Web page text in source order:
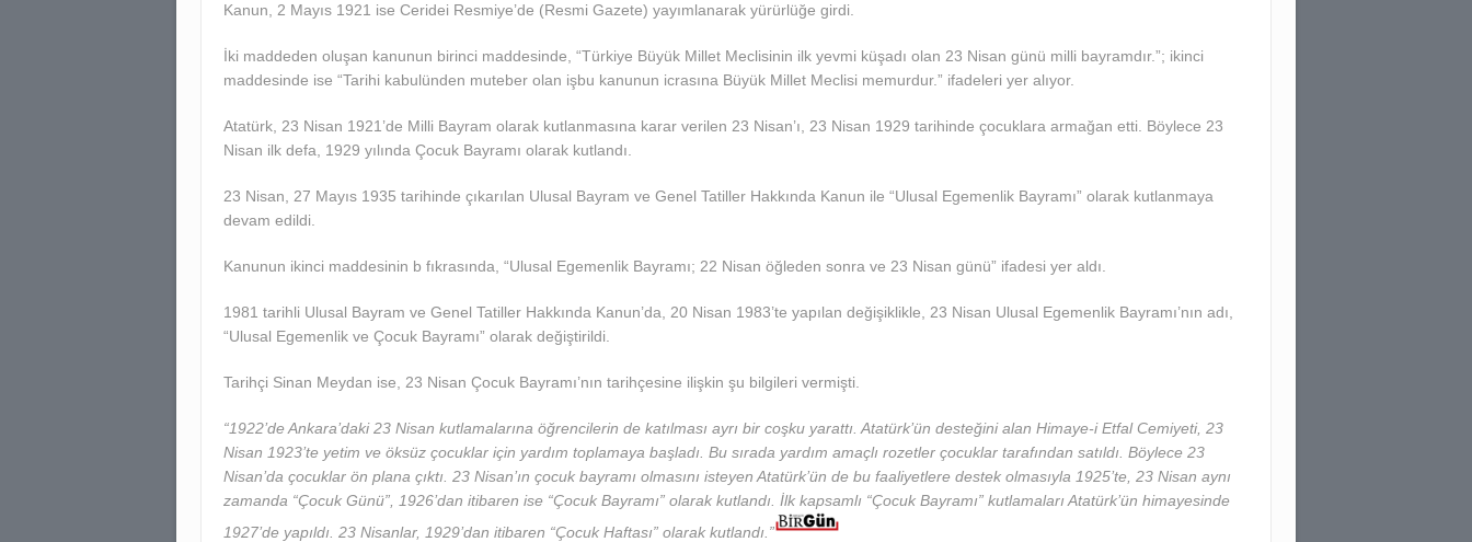
Kanun, 2 Mayıs 1921 ise Ceridei Resmiye’de (Resmi Gazete) yayımlanarak yürürlüğe girdi.
İki maddeden oluşan kanunun birinci maddesinde, “Türkiye Büyük Millet Meclisinin ilk yevmi küşadı olan 23 Nisan günü milli bayramdır.”; ikinci
maddesinde ise “Tarihi kabulünden muteber olan işbu kanunun icrasına Büyük Millet Meclisi memurdur.” ifadeleri yer alıyor.
Atatürk, 23 Nisan 1921’de Milli Bayram olarak kutlanmasına karar verilen 23 Nisan’ı, 23 Nisan 1929 tarihinde çocuklara armağan etti. Böylece 23
Nisan ilk defa, 1929 yılında Çocuk Bayramı olarak kutlandı.
23 Nisan, 27 Mayıs 1935 tarihinde çıkarılan Ulusal Bayram ve Genel Tatiller Hakkında Kanun ile “Ulusal Egemenlik Bayramı” olarak kutlanmaya
devam edildi.
Kanunun ikinci maddesinin b fıkrasında, “Ulusal Egemenlik Bayramı; 22 Nisan öğleden sonra ve 23 Nisan günü” ifadesi yer aldı.
1981 tarihli Ulusal Bayram ve Genel Tatiller Hakkında Kanun’da, 20 Nisan 1983’te yapılan değişiklikle, 23 Nisan Ulusal Egemenlik Bayramı’nın adı,
“Ulusal Egemenlik ve Çocuk Bayramı” olarak değiştirildi.
Tarihçi Sinan Meydan ise, 23 Nisan Çocuk Bayramı’nın tarihçesine ilişkin şu bilgileri vermişti.
“1922’de Ankara’daki 23 Nisan kutlamalarına öğrencilerin de katılması ayrı bir coşku yarattı. Atatürk’ün desteğini alan Himaye-i Etfal Cemiyeti, 23
Nisan 1923’te yetim ve öksüz çocuklar için yardım toplamaya başladı. Bu sırada yardım amaçlı rozetler çocuklar tarafından satıldı. Böylece 23
Nisan’da çocuklar ön plana çıktı. 23 Nisan’ın çocuk bayramı olmasını isteyen Atatürk’ün de bu faaliyetlere destek olmasıyla 1925’te, 23 Nisan aynı
zamanda “Çocuk Günü”, 1926’dan itibaren ise “Çocuk Bayramı” olarak kutlandı. İlk kapsamlı “Çocuk Bayramı” kutlamaları Atatürk’ün himayesinde
1927’de yapıldı. 23 Nisanlar, 1929’dan itibaren “Çocuk Haftası” olarak kutlandı.”